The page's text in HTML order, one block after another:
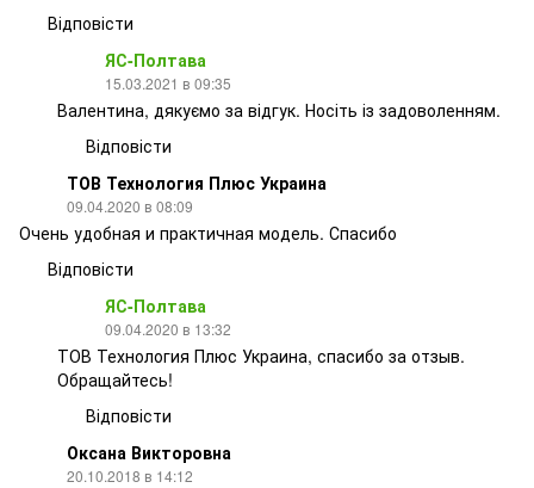
Відповісти
ЯС-Полтава
15.03.2021 в 09:35
Валентина, дякуємо за відгук. Носіть із задоволенням.
Відповісти
ТОВ Технология Плюс Украина
09.04.2020 в 08:09
Очень удобная и практичная модель. Спасибо
Відповісти
ЯС-Полтава
09.04.2020 в 13:32
ТОВ Технология Плюс Украина, спасибо за отзыв.
Обращайтесь!
Відповісти
Оксана Викторовна
20.10.2018 в 14:12